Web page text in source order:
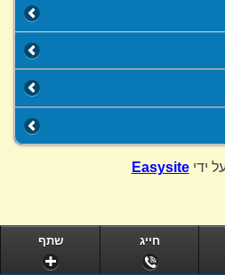
ידיEasysite
שתף חייג